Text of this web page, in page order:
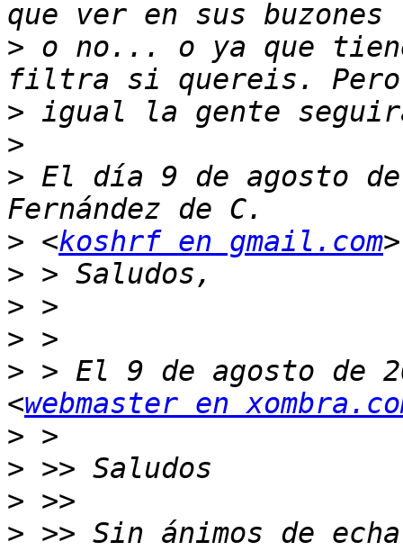
> o no... o ya que
>
>
> El día 9 de agosto
> <koshrf en gmail.com
>
>
>
> > El 9 de agosto de
<webmaster en
>
>
>
> >> Sin ánimos de